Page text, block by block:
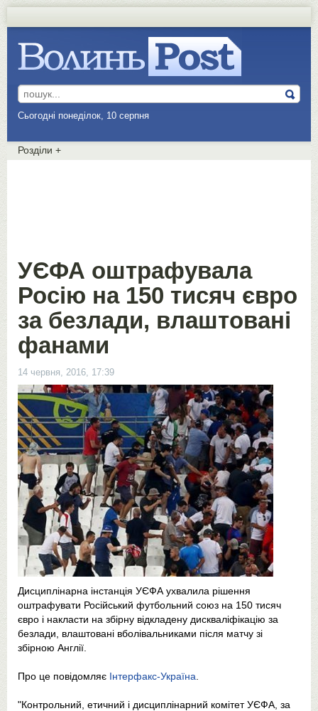
Сьогодні понеділок, 10 серпня
Розділи +
УЄФА оштрафувала
Росію на 150 тисяч євро
за безлади, влаштовані
фанами
14 червня, 2016, 17:39
Дисциплінарна інстанція УЄФА ухвалила рішення
оштрафувати Російський футбольний союз на 150 тисяч
євро і накласти на збірну відкладену дискваліфікацію за
безлади, влаштовані вболівальниками після матчу зі
збірною Англії.
Про це повідомляє Інтерфакс-Україна
"Контрольний, етичний і дисциплінарний комітет УЄФА, за